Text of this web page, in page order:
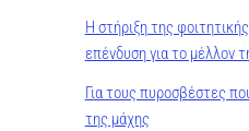
Η στήριξη της
επένδυση για το μέλλον
Για τους πυροσβέστες
της μάχης